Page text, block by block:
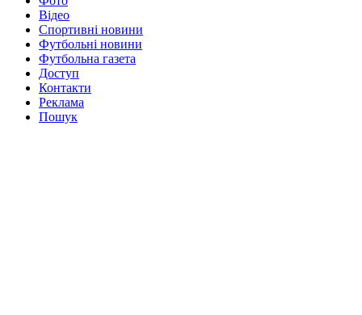
Відео
Спортивні новини
Футбольні новини
Футбольна газета
Доступ
Контакти
Реклама
Пошук